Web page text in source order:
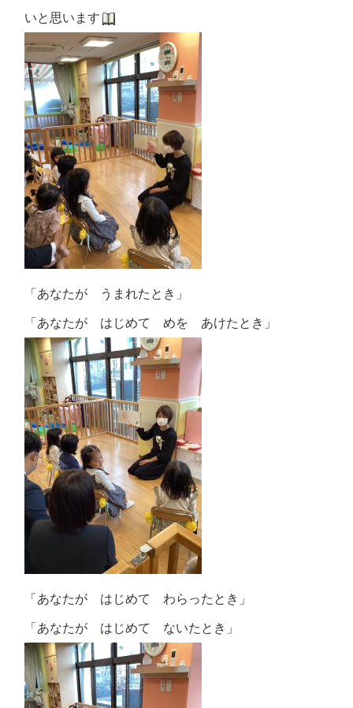
いと思います
「あなたが うまれたとき」
「あなたが はじめて めを あけたとき」
「あなたが はじめて わらったとき」
「あなたが はじめて ないたとき」